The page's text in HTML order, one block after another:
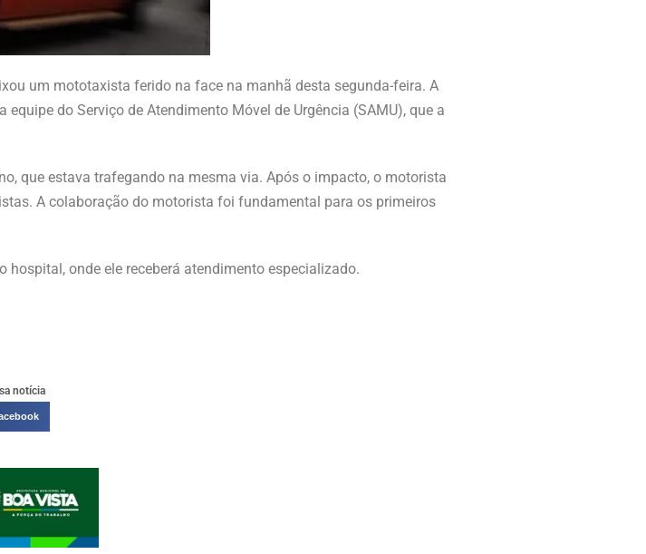
um mototaxista ferido na face na manhã desta segunda-feira. A
do Serviço de Atendimento Móvel de Urgência (SAMU), que a
que estava trafegando na mesma via. Após o impacto, o motorista
A colaboração do motorista foi fundamental para os primeiros
onde ele receberá atendimento especializado.
notícia